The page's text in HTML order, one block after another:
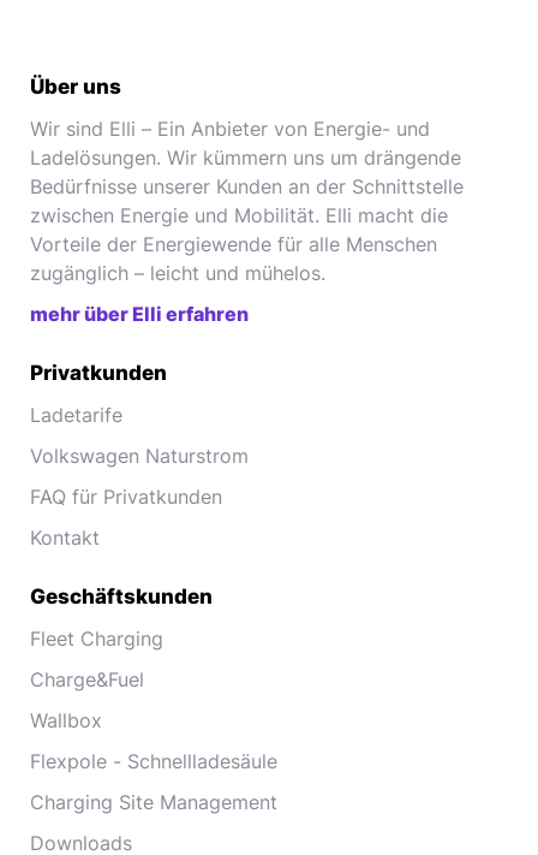
Über uns
Wir sind Elli – Ein Anbieter von Energie- und
Ladelösungen. Wir kümmern uns um drängende
Bedürfnisse unserer Kunden an der Schnittstelle
zwischen Energie und Mobilität. Elli macht die
Vorteile der Energiewende für alle Menschen
zugänglich – leicht und mühelos.
mehr über Elli erfahren
Privatkunden
Ladetarife
Volkswagen Naturstrom
FAQ für Privatkunden
Kontakt
Geschäftskunden
Fleet Charging
Charge&Fuel
Wallbox
Flexpole - Schnellladesäule
Charging Site Management
Downloads